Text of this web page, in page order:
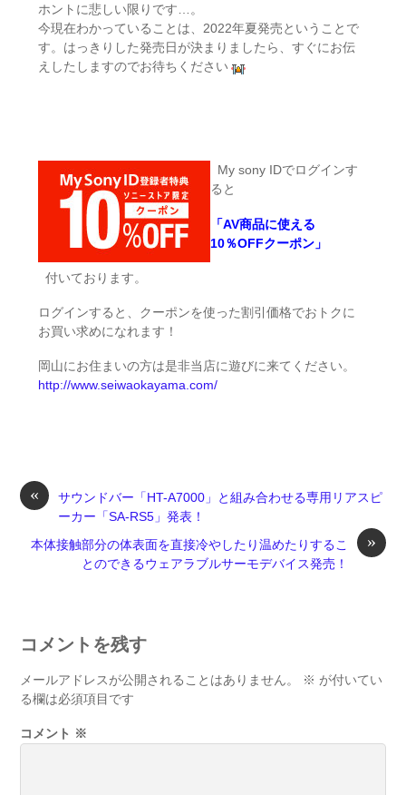
ホントに悲しい限りです…。
今現在わかっていることは、2022年夏発売ということで
す。はっきりした発売日が決まりましたら、すぐにお伝
えしたしますのでお待ちください
My sony IDでログインす
ると
「AV商品に使える
10％OFFクーポン」
付いております。
ログインすると、クーポンを使った割引価格でおトクに
お買い求めになれます！
岡山にお住まいの方は是非当店に遊びに来てください。
http://www.seiwaokayama.com/
«
サウンドバー「HT-A7000」と組み合わせる専用リアスピ
ーカー「SA-RS5」発表！
»
本体接触部分の体表面を直接冷やしたり温めたりするこ
とのできるウェアラブルサーモデバイス発売！
コメントを残す
メールアドレスが公開されることはありません。 ※ が付いてい
る欄は必須項目です
コメント ※